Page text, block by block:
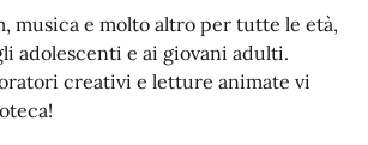
musica e molto altro per tutte le età,
adolescenti e ai giovani adulti.
creativi e letture animate vi